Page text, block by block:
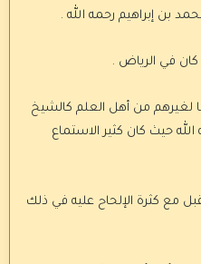
بن إبراهيم رحمه الله .
في الرياض .
لغيرهم من أهل العلم كالشيخ
حيث كان كثير الاستماع
مع كثرة الإلحاح عليه في ذلك